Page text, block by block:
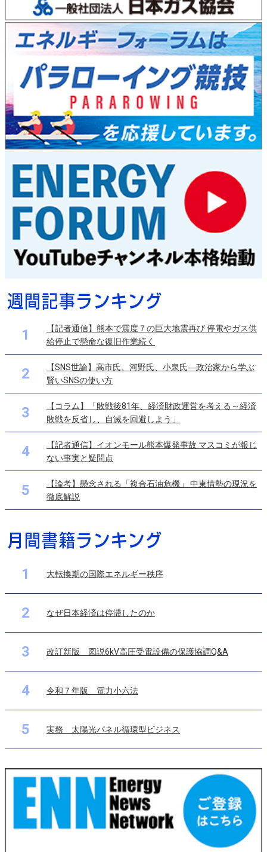
1
【記者通信】熊本で震度７の巨大地震再び 停電やガス供
給停止で懸命な復旧作業続く
2
【SNS世論】高市氏、河野氏、小泉氏―政治家から学ぶ
賢いSNSの使い方
3
【コラム】「敗戦後81年、経済財政運営を考える～経済
敗戦を反省し、自滅を回避しよう」
4
【記者通信】イオンモール熊本爆発事故 マスコミが報じ
ない事実と疑問点
5
【論考】懸念される「複合石油危機」 中東情勢の現況を
徹底解説
1 大転換期の国際エネルギー秩序
2 なぜ日本経済は停滞したのか
3 改訂新版 図説6kV高圧受電設備の保護協調Q&A
4 令和７年版 電力小六法
5 実務 太陽光パネル循環型ビジネス